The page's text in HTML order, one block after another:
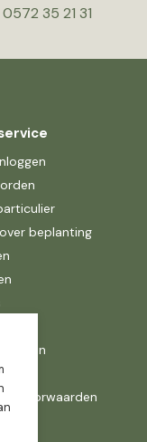
0572 35 21 31
beplanting
Groen
voorwaarden